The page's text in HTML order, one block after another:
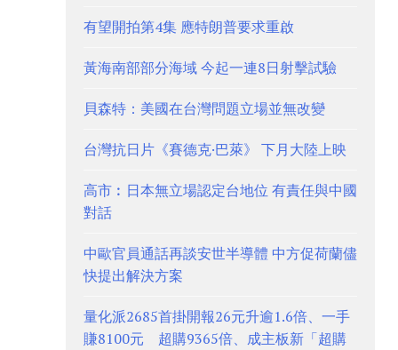
有望開拍第4集 應特朗普要求重啟
黃海南部部分海域 今起一連8日射擊試驗
貝森特：美國在台灣問題立場並無改變
台灣抗日片《賽德克·巴萊》 下月大陸上映
高市︰日本無立場認定台地位 有責任與中國
對話
中歐官員通話再談安世半導體 中方促荷蘭儘
快提出解決方案
量化派2685首掛開報26元升逾1.6倍、一手
賺8100元 超購9365倍、成主板新「超購